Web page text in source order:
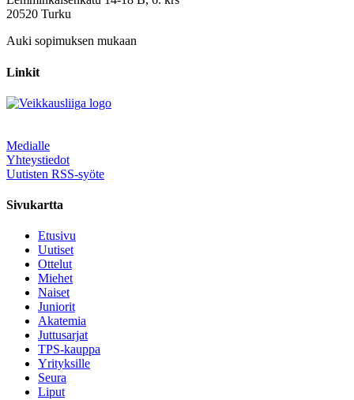
20520 Turku
Auki sopimuksen mukaan
Linkit
Medialle
Yhteystiedot
Uutisten RSS-syöte
Sivukartta
Etusivu
Uutiset
Ottelut
Miehet
Naiset
Juniorit
Akatemia
Juttusarjat
TPS-kauppa
Yrityksille
Seura
Liput